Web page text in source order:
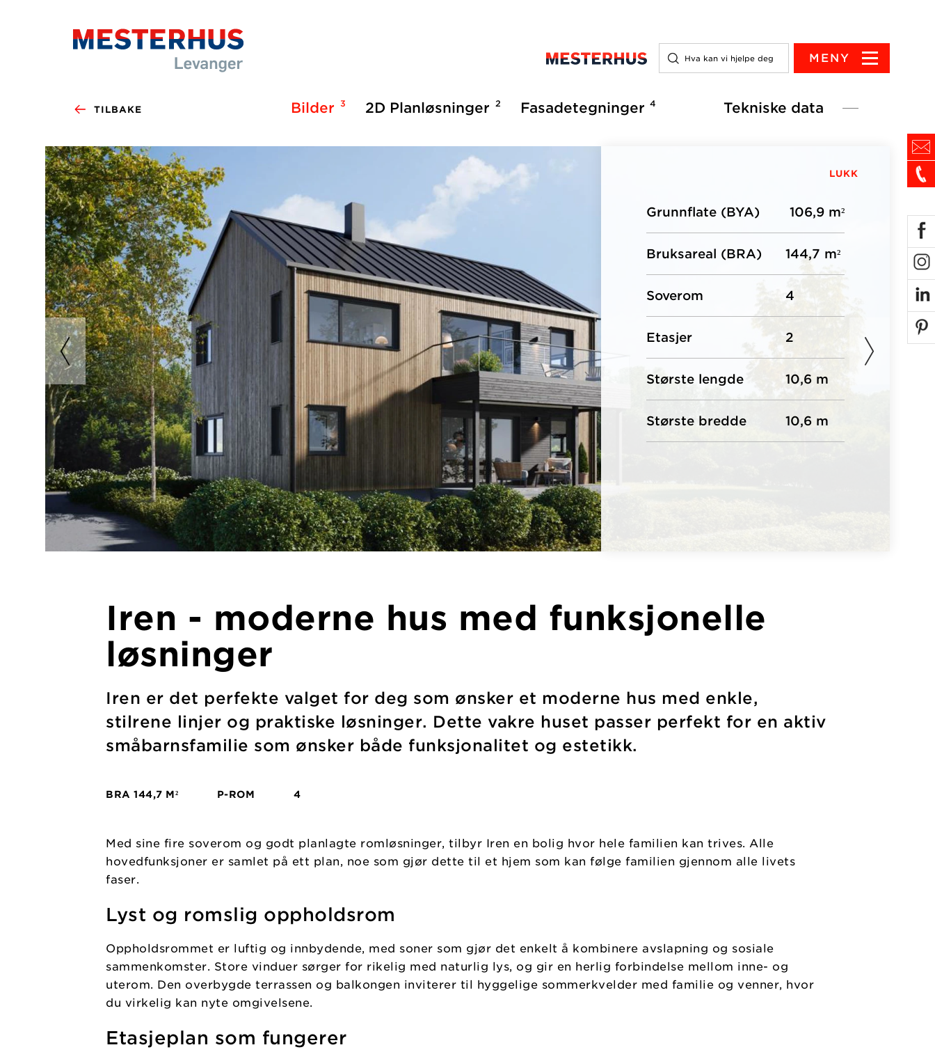
MENY
TILBAKE Bilder 3 2D Planløsninger 2 Fasadetegninger 4 Tekniske data
LUKK
Grunnflate (BYA) 106,9 m²
Bruksareal (BRA) 144,7 m²
Soverom 4
Etasjer 2
Største lengde 10,6 m
Største bredde 10,6 m
Iren - moderne hus med funksjonelle
løsninger
Iren er det perfekte valget for deg som ønsker et moderne hus med enkle,
stilrene linjer og praktiske løsninger. Dette vakre huset passer perfekt for en aktiv
småbarnsfamilie som ønsker både funksjonalitet og estetikk.
BRA 144,7 M² P-ROM 4
Med sine fire soverom og godt planlagte romløsninger, tilbyr Iren en bolig hvor hele familien kan trives. Alle
hovedfunksjoner er samlet på ett plan, noe som gjør dette til et hjem som kan følge familien gjennom alle livets
faser.
Lyst og romslig oppholdsrom
Oppholdsrommet er luftig og innbydende, med soner som gjør det enkelt å kombinere avslapning og sosiale
sammenkomster. Store vinduer sørger for rikelig med naturlig lys, og gir en herlig forbindelse mellom inne- og
uterom. Den overbygde terrassen og balkongen inviterer til hyggelige sommerkvelder med familie og venner, hvor
du virkelig kan nyte omgivelsene.
Etasjeplan som fungerer